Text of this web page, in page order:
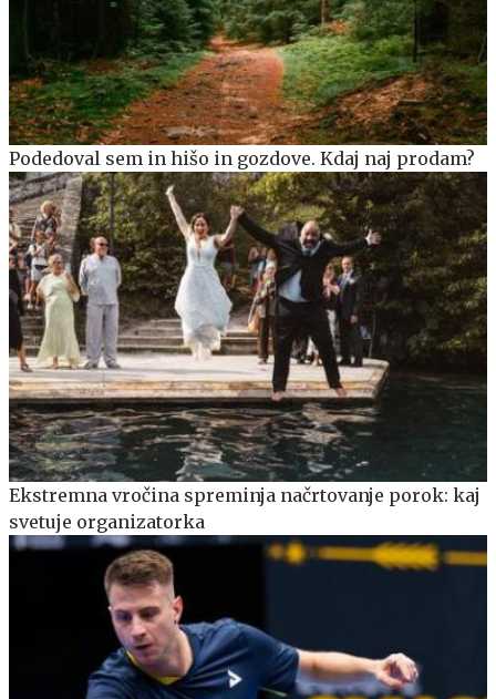
Podedoval sem in hišo in gozdove. Kdaj naj prodam?
Ekstremna vročina spreminja načrtovanje porok: kaj
svetuje organizatorka